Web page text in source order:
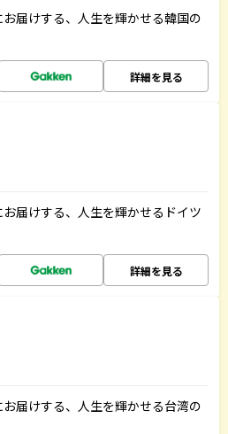
届けする、人生を輝かせる韓国の
詳細を見る
届けする、人生を輝かせるドイツ
詳細を見る
届けする、人生を輝かせる台湾の